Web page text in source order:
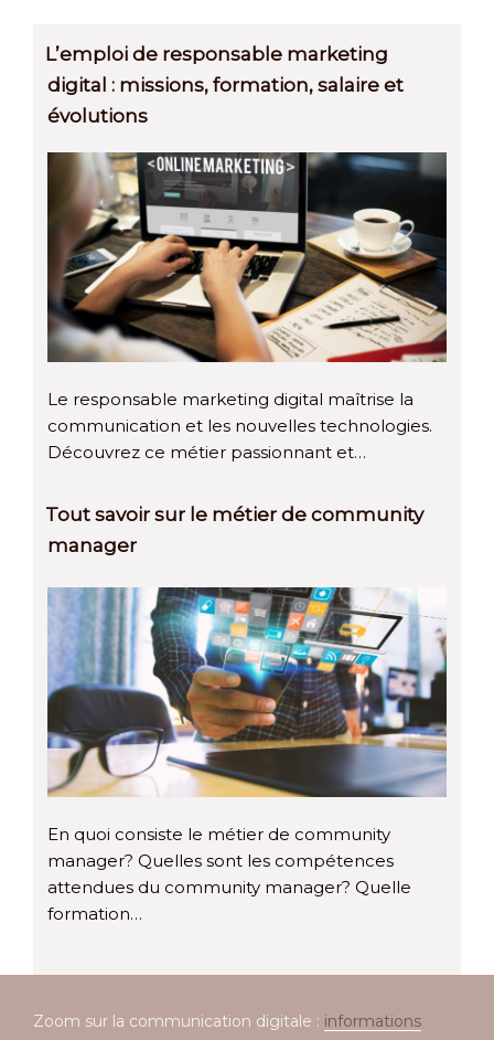
L’emploi de responsable marketing
digital : missions, formation, salaire et
évolutions
Le responsable marketing digital maîtrise la
communication et les nouvelles technologies.
Découvrez ce métier passionnant et…
Tout savoir sur le métier de community
manager
En quoi consiste le métier de community
manager? Quelles sont les compétences
attendues du community manager? Quelle
formation…
Zoom sur la communication digitale : informations